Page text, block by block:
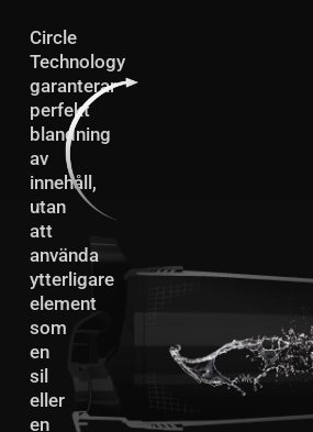
Circle
Technology
garanterar
perfekt
blandning
av
innehåll,
utan
att
använda
ytterligare
element
som
en
sil
eller
en